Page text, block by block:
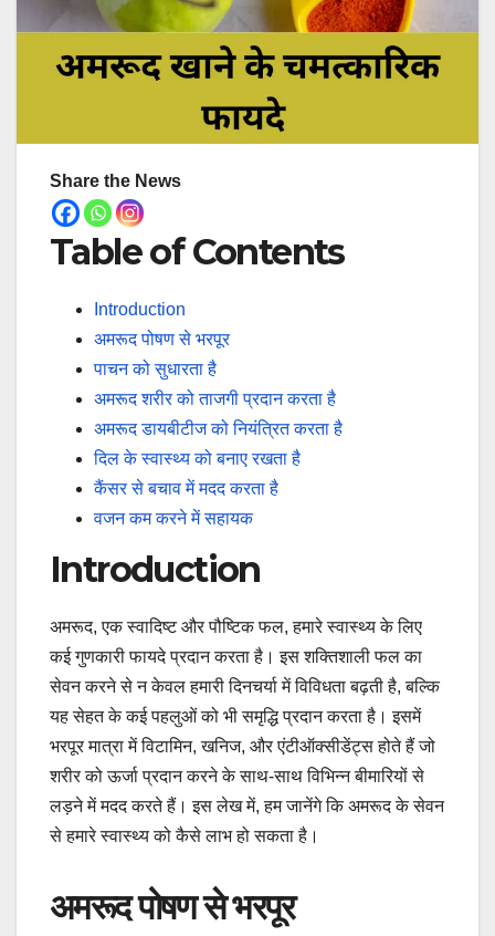
Share the News
Table of Contents
Introduction
अमरूद पोषण से भरपूर
पाचन को सुधारता है
अमरूद शरीर को ताजगी प्रदान करता है
अमरूद डायबीटीज को नियंत्रित करता है
दिल के स्वास्थ्य को बनाए रखता है
कैंसर से बचाव में मदद करता है
वजन कम करने में सहायक
Introduction
अमरूद, एक स्वादिष्ट और पौष्टिक फल, हमारे स्वास्थ्य के लिए
कई गुणकारी फायदे प्रदान करता है। इस शक्तिशाली फल का
सेवन करने से न केवल हमारी दिनचर्या में विविधता बढ़ती है, बल्कि
यह सेहत के कई पहलुओं को भी समृद्धि प्रदान करता है। इसमें
भरपूर मात्रा में विटामिन, खनिज, और एंटीऑक्सीडेंट्स होते हैं जो
शरीर को ऊर्जा प्रदान करने के साथ-साथ विभिन्न बीमारियों से
लड़ने में मदद करते हैं। इस लेख में, हम जानेंगे कि अमरूद के सेवन
से हमारे स्वास्थ्य को कैसे लाभ हो सकता है।
अमरूद पोषण से भरपूर